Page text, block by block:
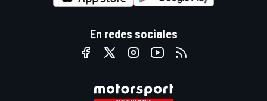
En redes sociales